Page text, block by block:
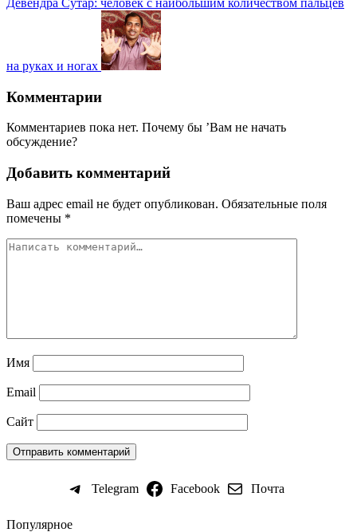
Девендра Сутар: человек с наибольшим количеством пальцев
на руках и ногах
Комментарии
Комментариев пока нет. Почему бы ’Вам не начать
обсуждение?
Добавить комментарий
Ваш адрес email не будет опубликован. Обязательные поля
помечены *
Имя
Email
Сайт
Telegram Facebook Почта
Популярное